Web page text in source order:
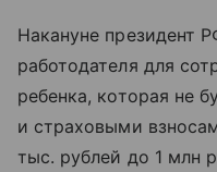
Накануне президент
работодателя для
ребенка, которая не
и страховыми
тыс. рублей до 1 млн